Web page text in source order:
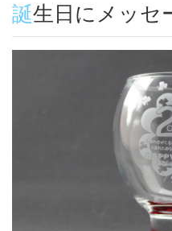
誕生日にメッ